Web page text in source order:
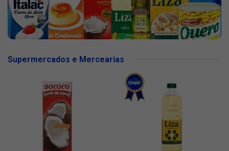
Supermercados e Mercearias